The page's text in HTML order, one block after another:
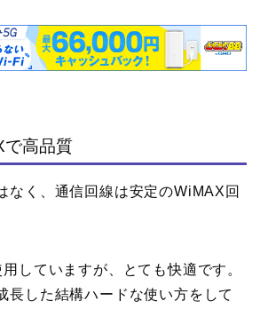
で高品質
なく、通信回線は安定のWiMAX回
していますが、とても快適です。
長した結構ハードな使い方をして